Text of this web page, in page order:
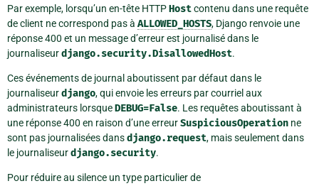
Par exemple, lorsqu’un en-tête HTTPHostcontenu dans une requête
de client ne correspond pas à ALLOWED_HOSTS, Django renvoie une
réponse 400 et un message d’erreur est journalisé dans le
journaliseurdjango.security.DisallowedHost.
Ces événements de journal aboutissent par défaut dans le
journaliseurdjango, qui envoie les erreurs par courriel aux
administrateurs lorsqueDEBUG=False. Les requêtes aboutissant à
une réponse 400 en raison d’une erreurSuspiciousOperation ne
sont pas journalisées dansdjango.request, mais seulement dans
le journaliseurdjango.security.
Pour réduire au silence un type particulier de